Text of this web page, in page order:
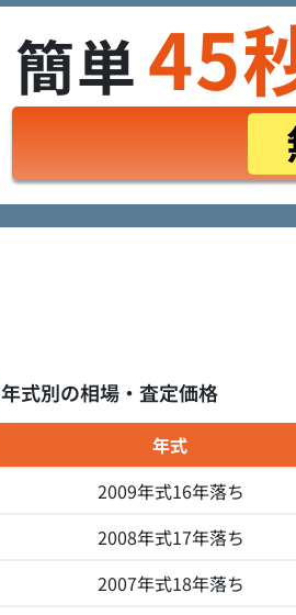
簡単45
年式別の相場・査定価格
年式
2009年式16年落ち
2008年式17年落ち
2007年式18年落ち